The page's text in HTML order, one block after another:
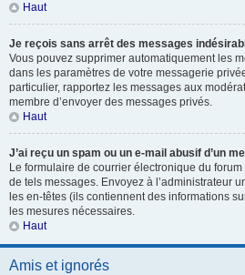
Haut
Je reçois sans arrêt des messages
Vous pouvez supprimer automatiquement les
dans les paramètres de votre messagerie
particulier, rapportez les messages aux
membre d’envoyer des messages privés.
Haut
J’ai reçu un spam ou un e-mail abusif d’un
Le formulaire de courrier électronique du
de tels messages. Envoyez à l’administrateur
les en-têtes (ils contiennent des informations
les mesures nécessaires.
Haut
Amis et ignorés